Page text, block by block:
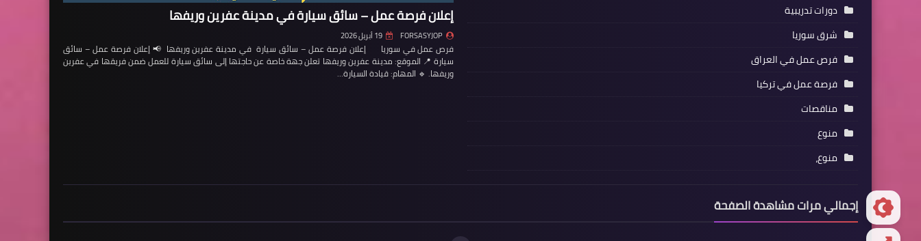
دورات تدريبية
شرق سوريا
فرص عمل في العراق
فرصة عمل في تركيا
مناقصات
منوع
منوع،
إعلان فرصة عمل – سائق سيارة في مدينة عفرين وريفها
FORSASYJOP 19 أبريل 2026
فرص عمل في سوريا إعلان فرصة عمل – سائق سيارة في مدينة عفرين وريفها 📢 إعلان فرصة عمل – سائق
سيارة 📍 الموقع: مدينة عفرين وريفها تعلن جهة خاصة عن حاجتها إلى سائق سيارة للعمل ضمن فريقها في عفرين
وريفها. 🔹 المهام: قيادة السيارة…
إجمالي مرات مشاهدة الصفحة